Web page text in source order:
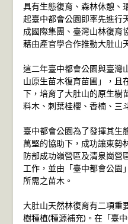
具有生態復育、森林休憩、
起臺中都會公園即率先進行
成國際集團、臺灣山林復育
藉由產官學合作推動大肚山
這二年臺中都會公園與臺灣
山原生苗木復育苗圃」，且
下，培育了大肚山的原生樹
料木、刺葉桂櫻、香楠、三
臺中都會公園為了發揮其生
萬堅的協助下，成功讓東勢
防部成功嶺營區及清泉崗營
工作，並由「臺中都會公園
所需之苗木。
大肚山天然林復育有二項重
樹種植(種源補充)。在「臺